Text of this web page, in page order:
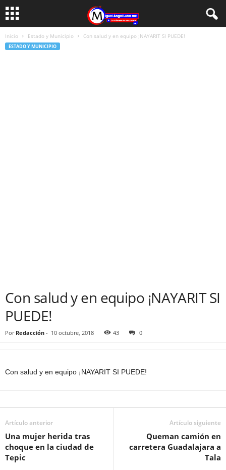
Inicio Estado y Municipio Con salud y en equipo ¡NAYARIT SI PUEDE!
ESTADO Y MUNICIPIO
Con salud y en equipo ¡NAYARIT SI
PUEDE!
Por Redacción - 10 octubre, 2018 43 0
Con salud y en equipo ¡NAYARIT SI PUEDE!
Artículo anterior
Una mujer herida tras
choque en la ciudad de
Tepic
Artículo siguiente
Queman camión en
carretera Guadalajara a
Tala